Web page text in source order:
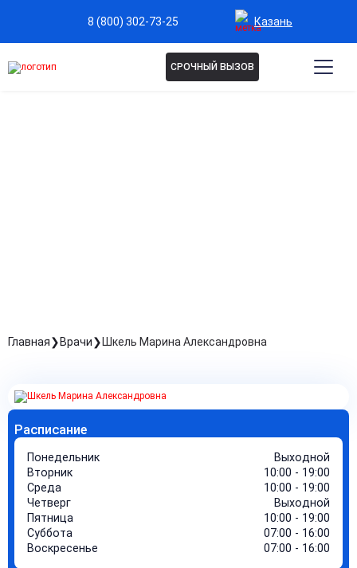
8 (800) 302-73-25 Казань
СРОЧНЫЙ ВЫЗОВ
Главная Врачи Шкель Марина Александровна
Расписание
Понедельник
Выходной
Вторник
10:00 - 19:00
Среда
10:00 - 19:00
Четверг
Выходной
Пятница
10:00 - 19:00
Суббота
07:00 - 16:00
Воскресенье
07:00 - 16:00